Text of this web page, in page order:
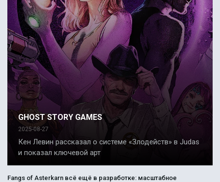
GHOST STORY GAMES
2025-08-27
Кен Левин рассказал о системе «Злодейств» в Judas
и показал ключевой арт
Fangs of Asterkarn всё ещё в разработке: масштабное